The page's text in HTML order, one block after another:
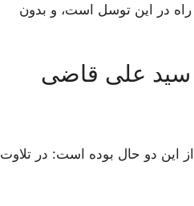
راه در این توسل است، و بدون
سید علی قاضی
این دو حال بوده است: در تلاوت